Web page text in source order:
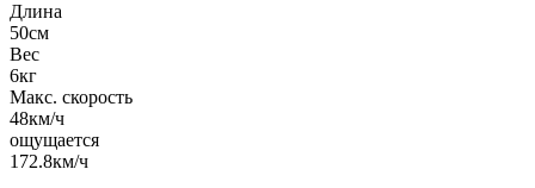
Длина
50см
Вес
6кг
Макс. скорость
48км/ч
ощущается
172.8км/ч